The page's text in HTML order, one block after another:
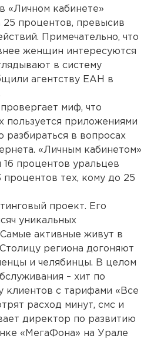
«Личном кабинете»
процентов, превысив
Примечательно, что
женщин интересуются
в систему
агентству ЕАН в
миф, что
пользуется приложениями
разбираться в вопросах
«Личным кабинетом»
процентов уральцев
тех, кому до 25
проект. Его
уникальных
активные живут в
региона догоняют
и челябинцы. В целом
– хит по
клиентов с тарифами «Все
расход минут, смс и
директор по развитию
«МегаФона» на Урале